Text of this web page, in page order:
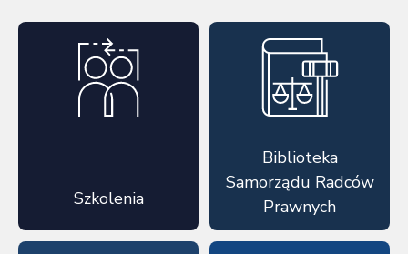
Szkolenia
Biblioteka
Samorządu Radców
Prawnych